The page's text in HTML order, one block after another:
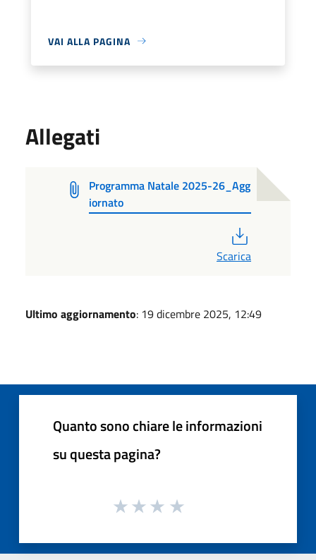
VAI ALLA PAGINA
Allegati
Programma Natale 2025-26_Agg
iornato
Scarica
Ultimo aggiornamento: 19 dicembre 2025, 12:49
Quanto sono chiare le informazioni
su questa pagina?